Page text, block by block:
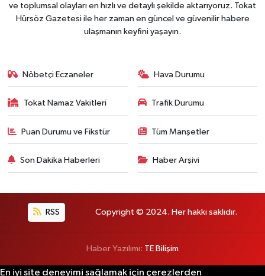
ve toplumsal olayları en hızlı ve detaylı şekilde aktarıyoruz. Tokat
Hürsöz Gazetesi ile her zaman en güncel ve güvenilir habere
ulaşmanın keyfini yaşayın.
Nöbetçi Eczaneler Hava Durumu
Tokat Namaz Vakitleri Trafik Durumu
Puan Durumu ve Fikstür Tüm Manşetler
Son Dakika Haberleri Haber Arşivi
RSS Copyright © 2024. Her hakkı saklıdır.
Haber Yazılımı: TE Bilişim
En iyi site deneyimi sağlamak için çerezlerden